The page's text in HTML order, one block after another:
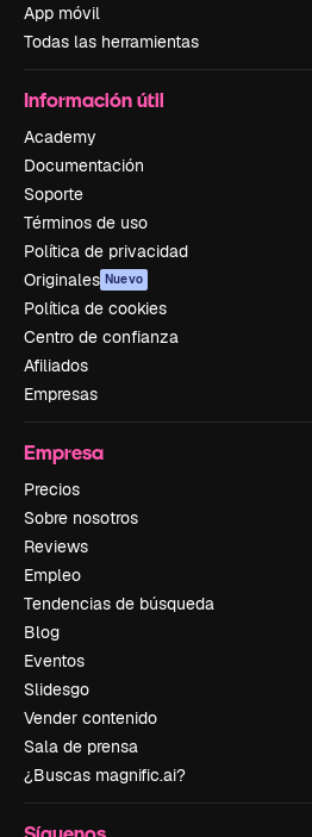
App móvil
Todas las herramientas
Información útil
Academy
Documentación
Soporte
Términos de uso
Política de privacidad
Originales Nuevo
Política de cookies
Centro de confianza
Afiliados
Empresas
Empresa
Precios
Sobre nosotros
Reviews
Empleo
Tendencias de búsqueda
Blog
Eventos
Slidesgo
Vender contenido
Sala de prensa
¿Buscas magnific.ai?